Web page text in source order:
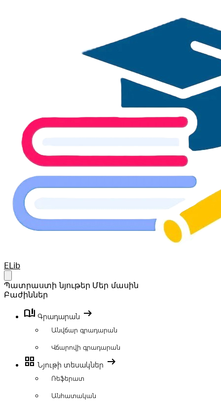
Your Company
ELib
Պատրաստի նյութեր Մեր մասին
Բաժիններ
book_ribbon Գրադարան arrow_right_alt
Անվճար գրադարան
Վճարովի գրադարան
grid_view Նյութի տեսակներ arrow_right_alt
Ռեֆերատ
Անհատական